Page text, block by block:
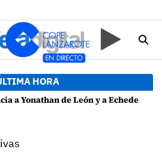
HORA
y a Echedey Eugenio por presuntas anomalías en contratos festivos